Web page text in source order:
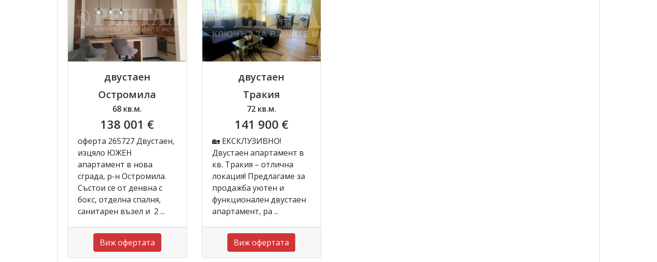
двустаен
Остромила
68 кв.м.
138 001 €
оферта 265727 Двустаен,
изцяло ЮЖЕН
апартамент в нова
сграда, р-н Остромила.
Състои се от денвна с
бокс, отделна спалня,
санитарен възел и 2 ...
Виж офертата
двустаен
Тракия
72 кв.м.
141 900 €
🏡 ЕКСКЛУЗИВНО!
Двустаен апартамент в
кв. Тракия – отлична
локация! Предлагаме за
продажба уютен и
функционален двустаен
апартамент, ра ...
Виж офертата